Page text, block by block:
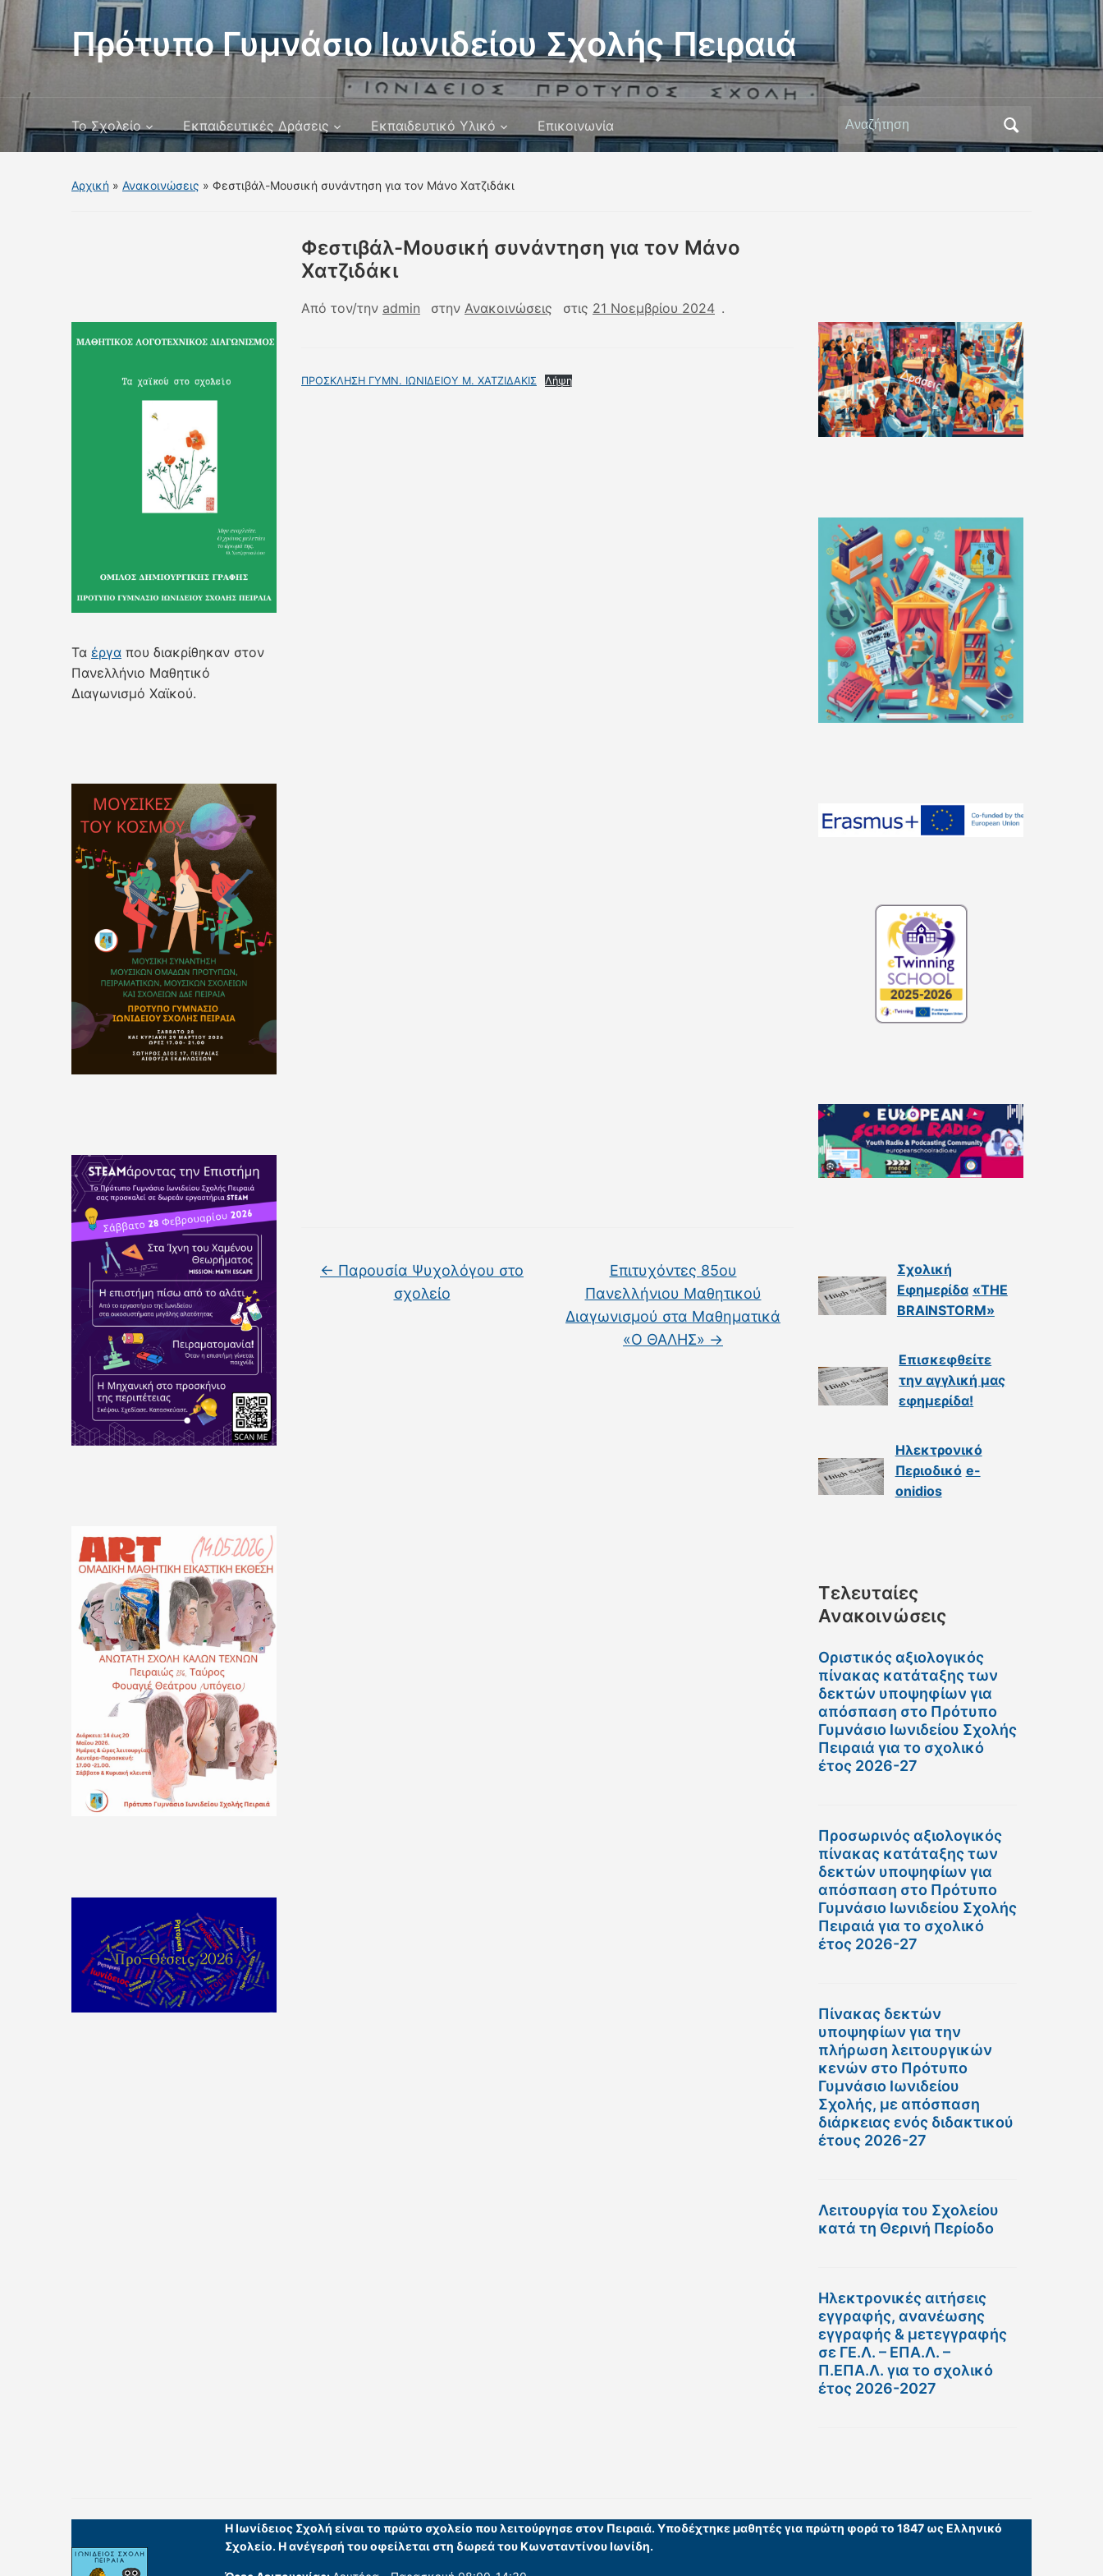
Πρότυπο Γυμνάσιο Ιωνιδείου Σχολής Πειραιά
Το Σχολείο Εκπαιδευτικές Δράσεις Εκπαιδευτικό Υλικό Επικοινωνία
Αναζήτηση
για:
Αρχική » Ανακοινώσεις » Φεστιβάλ-Μουσική συνάντηση για τον Μάνο Χατζιδάκι
Τα έργα που διακρίθηκαν στον
Πανελλήνιο Μαθητικό
Διαγωνισμό Χαϊκού.
Φεστιβάλ-Μουσική συνάντηση για τον Μάνο
Χατζιδάκι
Από τον/την admin στην Ανακοινώσεις στις 21 Νοεμβρίου 2024 .
ΠΡΟΣΚΛΗΣΗ ΓΥΜΝ. ΙΩΝΙΔΕΙΟΥ Μ. ΧΑΤΖΙΔΑΚΙΣ Λήψη
← Παρουσία Ψυχολόγου στο
σχολείο
Επιτυχόντες 85ου
Πανελλήνιου Μαθητικού
Διαγωνισμού στα Μαθηματικά
«O ΘΑΛΗΣ» →
Σχολική
Εφημερίδα «THE
BRAINSTORM»
Επισκεφθείτε
την αγγλική μας
εφημερίδα!
Ηλεκτρονικό
Περιοδικό e-
onidios
Τελευταίες
Ανακοινώσεις
Οριστικός αξιολογικός
πίνακας κατάταξης των
δεκτών υποψηφίων για
απόσπαση στο Πρότυπο
Γυμνάσιο Ιωνιδείου Σχολής
Πειραιά για το σχολικό
έτος 2026-27
Προσωρινός αξιολογικός
πίνακας κατάταξης των
δεκτών υποψηφίων για
απόσπαση στο Πρότυπο
Γυμνάσιο Ιωνιδείου Σχολής
Πειραιά για το σχολικό
έτος 2026-27
Πίνακας δεκτών
υποψηφίων για την
πλήρωση λειτουργικών
κενών στο Πρότυπο
Γυμνάσιο Ιωνιδείου
Σχολής, με απόσπαση
διάρκειας ενός διδακτικού
έτους 2026-27
Λειτουργία του Σχολείου
κατά τη Θερινή Περίοδο
Ηλεκτρονικές αιτήσεις
εγγραφής, ανανέωσης
εγγραφής & μετεγγραφής
σε ΓΕ.Λ. – ΕΠΑ.Λ. –
Π.ΕΠΑ.Λ. για το σχολικό
έτος 2026-2027
Η Ιωνίδειος Σχολή είναι το πρώτο σχολείο που λειτούργησε στον Πειραιά. Υποδέχτηκε μαθητές για πρώτη φορά το 1847 ως Ελληνικό
Σχολείο. Η ανέγερσή του οφείλεται στη δωρεά του Κωνσταντίνου Ιωνίδη.